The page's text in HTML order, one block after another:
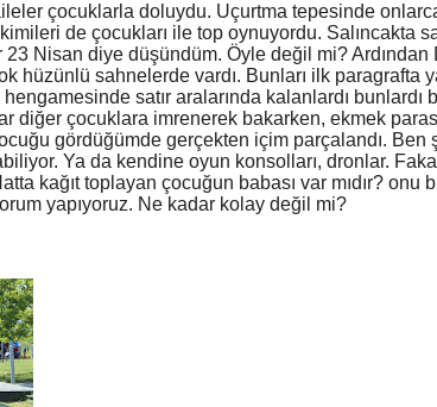
çocuklarla doluydu. Uçurtma tepesinde
de çocukları ile top oynuyordu. Salıncakta
Nisan diye düşündüm. Öyle değil mi?
hüzünlü sahnelerde vardı. Bunları ilk paragrafta
satır aralarında kalanlardı
çocuklara imrenerek bakarken, ekmek parası
gördüğümde gerçekten içim parçalandı. Ben
Ya da kendine oyun konsolları, dronlar.
kağıt toplayan çocuğun babası var mıdır?
yapıyoruz. Ne kadar kolay değil mi?